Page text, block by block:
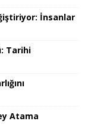
İnsanlar
Tarihi
Atama